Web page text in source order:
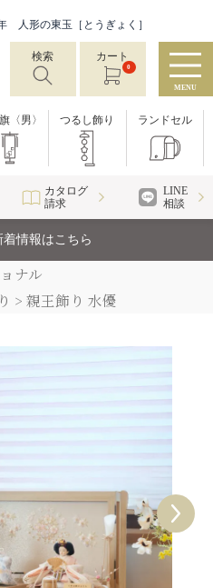
人形の東玉［とうぎょく］
検索 カート
0
MENU
〈男〉 つるし飾り ランドセル
カタログ
請求
LINE
相談
情報はこちら
ナル
親王飾り 水優